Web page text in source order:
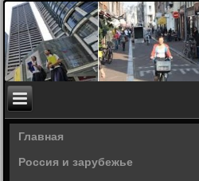
Главная
Россия и зарубежье